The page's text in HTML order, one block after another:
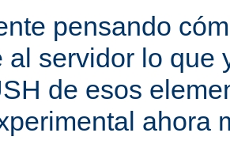
pensando
al servidor lo que
de esos
ahora